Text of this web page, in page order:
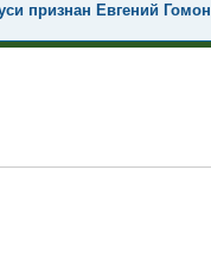
признан Евгений Гомон